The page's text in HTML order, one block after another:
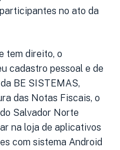
no ato da
tem direito, o
cadastro pessoal e de
BE SISTEMAS,
das Notas Fiscais, o
Salvador Norte
na loja de aplicativos
com sistema Android